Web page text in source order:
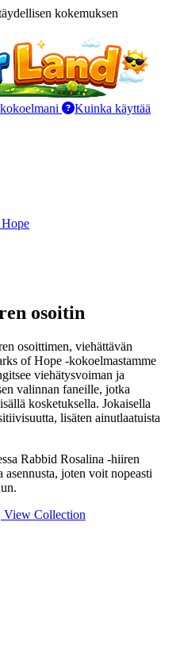
kokemuksen
Kuinka käyttää
osoitin
osoittimen, viehättävän
of Hope -kokoelmastamme
viehätysvoiman ja
valinnan faneille, jotka
kosketuksella. Jokaisella
lisäten ainutlaatuista
Rabbid Rosalina -hiiren
joten voit nopeasti
View Collection